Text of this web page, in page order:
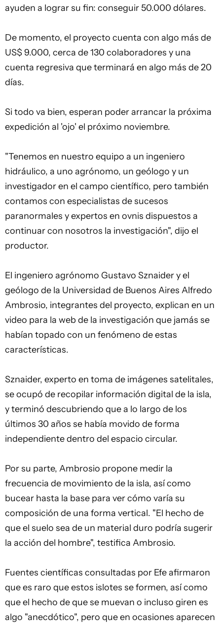
ayuden a lograr su fin: conseguir 50.000 dólares.
De momento, el proyecto cuenta con algo más de
US$ 9.000, cerca de 130 colaboradores y una
cuenta regresiva que terminará en algo más de 20
días.
Si todo va bien, esperan poder arrancar la próxima
expedición al 'ojo' el próximo noviembre.
"Tenemos en nuestro equipo a un ingeniero
hidráulico, a uno agrónomo, un geólogo y un
investigador en el campo científico, pero también
contamos con especialistas de sucesos
paranormales y expertos en ovnis dispuestos a
continuar con nosotros la investigación", dijo el
productor.
El ingeniero agrónomo Gustavo Sznaider y el
geólogo de la Universidad de Buenos Aires Alfredo
Ambrosio, integrantes del proyecto, explican en un
video para la web de la investigación que jamás se
habían topado con un fenómeno de estas
características.
Sznaider, experto en toma de imágenes satelitales,
se ocupó de recopilar información digital de la isla,
y terminó descubriendo que a lo largo de los
últimos 30 años se había movido de forma
independiente dentro del espacio circular.
Por su parte, Ambrosio propone medir la
frecuencia de movimiento de la isla, así como
bucear hasta la base para ver cómo varía su
composición de una forma vertical. "El hecho de
que el suelo sea de un material duro podría sugerir
la acción del hombre", testifica Ambrosio.
Fuentes científicas consultadas por Efe afirmaron
que es raro que estos islotes se formen, así como
que el hecho de que se muevan o incluso giren es
algo "anecdótico", pero que en ocasiones aparecen